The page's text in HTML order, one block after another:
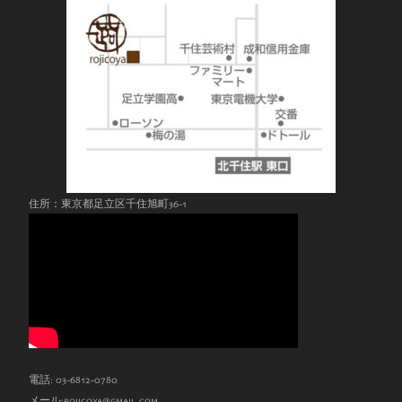
住所：東京都足立区千住旭町36-1
電話: 03-6812-0780